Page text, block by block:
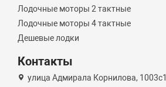
Лодочные моторы 2 тактные
Лодочные моторы 4 тактные
Дешевые лодки
Контакты
улица Адмирала Корнилова, 1003с1